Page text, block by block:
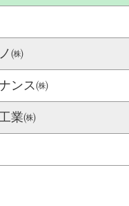
㈱
ンス㈱
業㈱